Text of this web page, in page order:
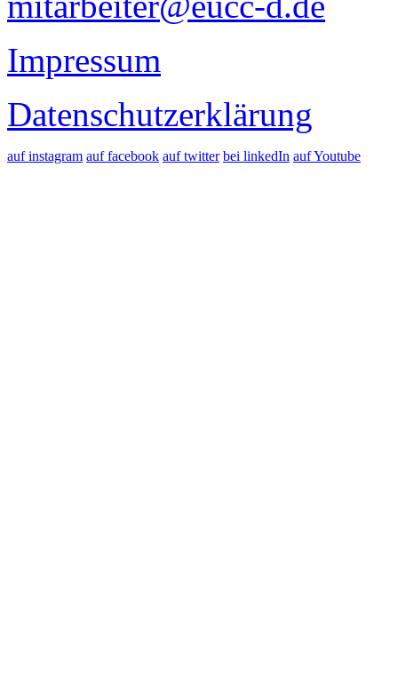
Impressum
Datenschutzerklärung
auf instagram auf facebook auf twitter bei linkedIn auf Youtube